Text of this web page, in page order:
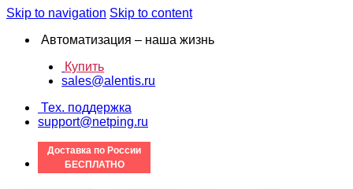
Skip to navigation Skip to content
Автоматизация – наша жизнь
Купить
sales@alentis.ru
Тех. поддержка
support@netping.ru
Доставка по России
БЕСПЛАТНО